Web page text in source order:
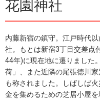
ぶ
る
花園神社
内藤新宿の鎮守。江戸時代
社。もとは新宿3丁目交差点
44年)に現在地に遷りました
荷」、また近隣の尾張徳川
も称されました。しばしば
金を集めるための芝居小屋